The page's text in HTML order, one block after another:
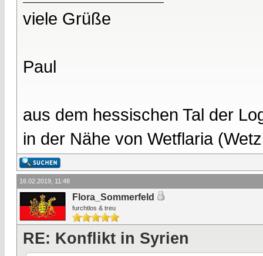
viele Grüße
Paul
aus dem hessischen Tal der
in der Nähe von Wetflaria
16.02.2019, 11:48
Flora_Sommerfeld
furchtlos & treu
RE: Konflikt in Syrien